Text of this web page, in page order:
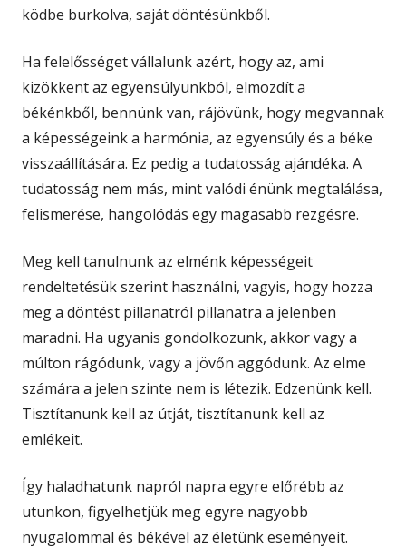
ködbe burkolva, saját döntésünkből.
Ha felelősséget vállalunk azért, hogy az, ami
kizökkent az egyensúlyunkból, elmozdít a
békénkből, bennünk van, rájövünk, hogy megvannak
a képességeink a harmónia, az egyensúly és a béke
visszaállítására. Ez pedig a tudatosság ajándéka. A
tudatosság nem más, mint valódi énünk megtalálása,
felismerése, hangolódás egy magasabb rezgésre.
Meg kell tanulnunk az elménk képességeit
rendeltetésük szerint használni, vagyis, hogy hozza
meg a döntést pillanatról pillanatra a jelenben
maradni. Ha ugyanis gondolkozunk, akkor vagy a
múlton rágódunk, vagy a jövőn aggódunk. Az elme
számára a jelen szinte nem is létezik. Edzenünk kell.
Tisztítanunk kell az útját, tisztítanunk kell az
emlékeit.
Így haladhatunk napról napra egyre előrébb az
utunkon, figyelhetjük meg egyre nagyobb
nyugalommal és békével az életünk eseményeit.